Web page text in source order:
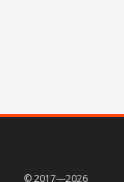
© 2017—2026